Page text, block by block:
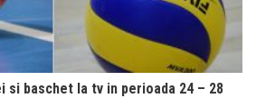
si baschet la tv in perioada 24 – 28